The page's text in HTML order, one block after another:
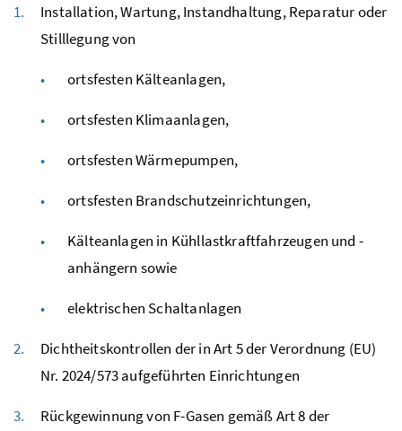
Installation, Wartung, Instandhaltung, Reparatur oder
Stilllegung von
ortsfesten Kälteanlagen,
ortsfesten Klimaanlagen,
ortsfesten Wärmepumpen,
ortsfesten Brandschutzeinrichtungen,
Kälteanlagen in Kühllastkraftfahrzeugen und -
anhängern sowie
elektrischen Schaltanlagen
Dichtheitskontrollen der inArt5 der Verordnung (EU)
Nr. 2024/573 aufgeführten Einrichtungen
Rückgewinnung von F-Gasen gemäßArt8 der